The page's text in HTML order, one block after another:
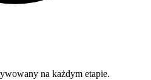
na każdym etapie.